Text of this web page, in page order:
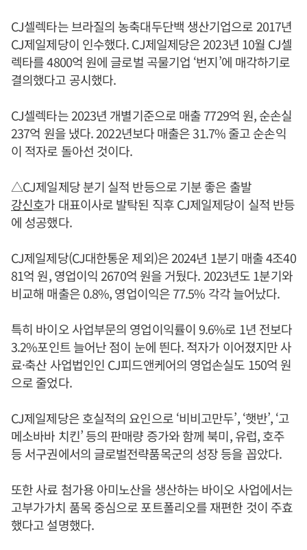
CJ셀렉타는 브라질의 농축대두단백 생산기업으로 2017년
CJ제일제당이 인수했다. CJ제일제당은 2023년 10월 CJ셀
렉타를 4800억 원에 글로벌 곡물기업 ‘번지’에 매각하기로
결의했다고 공시했다.
CJ셀렉타는 2023년 개별기준으로 매출 7729억 원, 순손실
237억 원을 냈다. 2022년보다 매출은 31.7% 줄고 순손익
이 적자로 돌아선 것이다.
△CJ제일제당 분기 실적 반등으로 기분 좋은 출발
강신호가 대표이사로 발탁된 직후 CJ제일제당이 실적 반등
에 성공했다.
CJ제일제당(CJ대한통운 제외)은 2024년 1분기 매출 4조40
81억 원, 영업이익 2670억 원을 거뒀다. 2023년도 1분기와
비교해 매출은 0.8%, 영업이익은 77.5% 각각 늘어났다.
특히 바이오 사업부문의 영업이익률이 9.6%로 1년 전보다
3.2%포인트 늘어난 점이 눈에 띈다. 적자가 이어졌지만 사
료·축산 사업법인인 CJ피드앤케어의 영업손실도 150억 원
으로 줄었다.
CJ제일제당은 호실적의 요인으로 ‘비비고만두’, ‘햇반’, ‘고
메소바바 치킨’ 등의 판매량 증가와 함께 북미, 유럽, 호주
등 서구권에서의 글로벌전략품목군의 성장 등을 꼽았다.
또한 사료 첨가용 아미노산을 생산하는 바이오 사업에서는
고부가가치 품목 중심으로 포트폴리오를 재편한 것이 주효
했다고 설명했다.